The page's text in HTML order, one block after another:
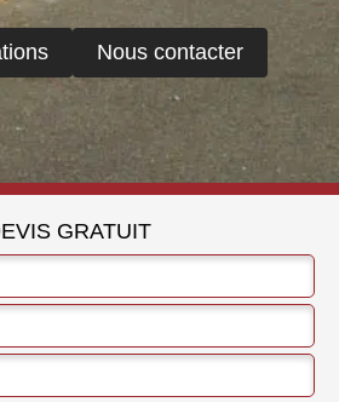
Nous contacter
GRATUIT